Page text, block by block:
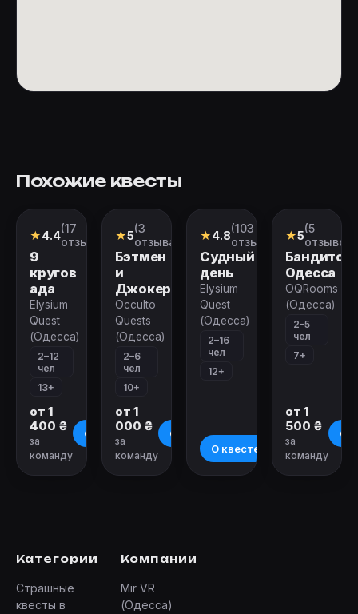
Похожие квесты
Перформанс
★4.4(17
отзывов)
9
кругов
ада
Elysium
Quest
(Одесса)
2–12
чел
13+
от 1
400 ₴
за
команду
О квесте
Квест
★5(3
отзыва)
Бэтмен
и
Джокер
Occulto
Quests
(Одесса)
2–6
чел
10+
от 1
000 ₴
за
команду
О квесте
Перформанс
★4.8(103
отзыва)
Судный
день
Elysium
Quest
(Одесса)
2–16
чел
12+
О квесте
Квест
★5(5
отзывов)
Одесса
OQRooms
(Одесса)
2–5
чел
7+
от 1
500 ₴
за
команду
О
Категории
Страшные
квесты в
Компании
Mir VR
(Одесса)